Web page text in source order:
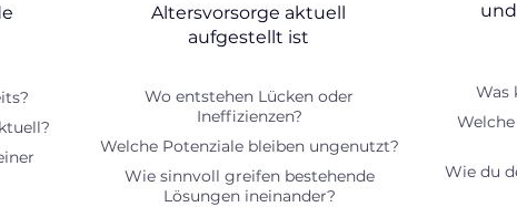
Altersvorsorge aktuell
aufgestellt ist
Wo entstehen Lücken oder
Ineffizienzen?
Welche Potenziale bleiben ungenutzt?
Wie sinnvoll greifen bestehende
Lösungen ineinander?
Was
Wie du